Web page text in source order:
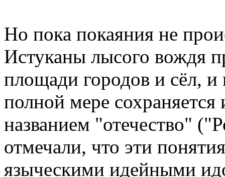
Но пока покаяния не
Истуканы лысого вождя
площади городов и сёл, и
полной мере
названием "отечество"
отмечали, что эти
языческими идейными